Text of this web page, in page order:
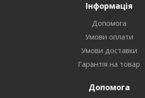
Інформація
Допомога
Умови оплати
Умови доставки
Гарантія на товар
Допомога